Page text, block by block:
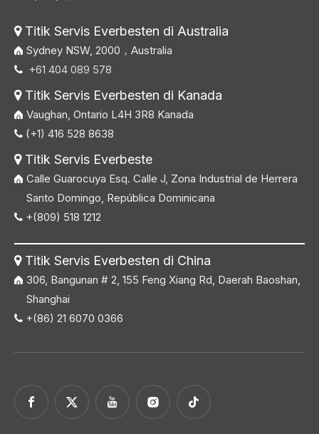
Titik Servis Everbesten di Australia
Sydney NSW, 2000，Australia
 +61 404 089 578
Titik Servis Everbesten di Kanada
Vaughan, Ontario L4H 3R8 Kanada
 (+1) 416 528 8638
Titik Servis Everbeste
Calle Guarocuya Esq. Calle J, Zona Industrial de Herrera
Santo Domingo, República Dominicana
 +(809) 518 1212
Titik Servis Everbesten di China
306, Bangunan # 2, 155 Feng Xiang Rd, Daerah Baoshan,
Shanghai
 +(86) 21 6070 0366